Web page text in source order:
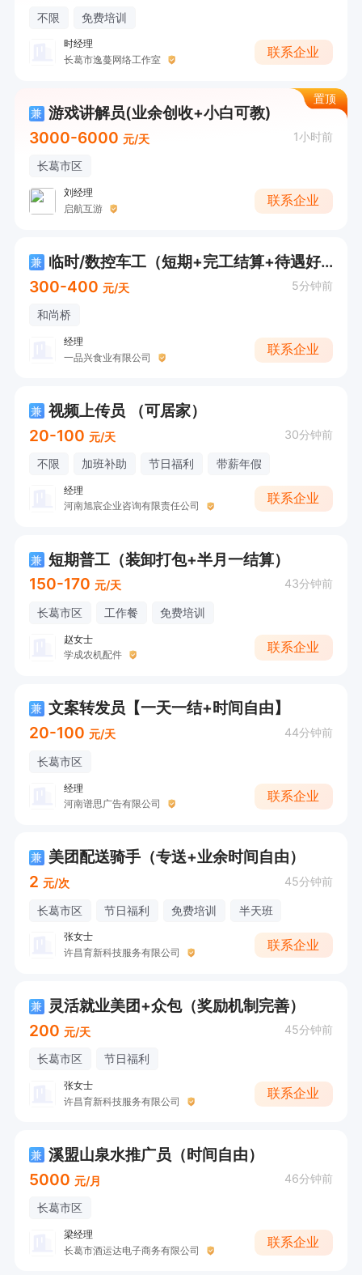
不限 免费培训
时经理
长葛市逸蔓网络工作室
联系企业
置顶
兼 游戏讲解员(业余创收+小白可教)
3000-6000 元/天 1小时前
长葛市区
刘经理
启航互游
联系企业
兼
临时/数控车工（短期+完工结算+待遇好）
300-400 元/天 5分钟前
和尚桥
经理
一品兴食业有限公司
联系企业
兼 视频上传员 （可居家）
20-100 元/天 30分钟前
不限 加班补助 节日福利 带薪年假
经理
河南旭宸企业咨询有限责任公司
联系企业
兼 短期普工（装卸打包+半月一结算）
150-170 元/天 43分钟前
长葛市区 工作餐 免费培训
赵女士
学成农机配件
联系企业
兼 文案转发员【一天一结+时间自由】
20-100 元/天 44分钟前
长葛市区
经理
河南谱思广告有限公司
联系企业
兼 美团配送骑手（专送+业余时间自由）
2 元/次 45分钟前
长葛市区 节日福利 免费培训 半天班
张女士
许昌育新科技服务有限公司
联系企业
兼 灵活就业美团+众包（奖励机制完善）
200 元/天 45分钟前
长葛市区 节日福利
张女士
许昌育新科技服务有限公司
联系企业
兼 溪盟山泉水推广员（时间自由）
5000 元/月 46分钟前
长葛市区
梁经理
长葛市酒运达电子商务有限公司
联系企业